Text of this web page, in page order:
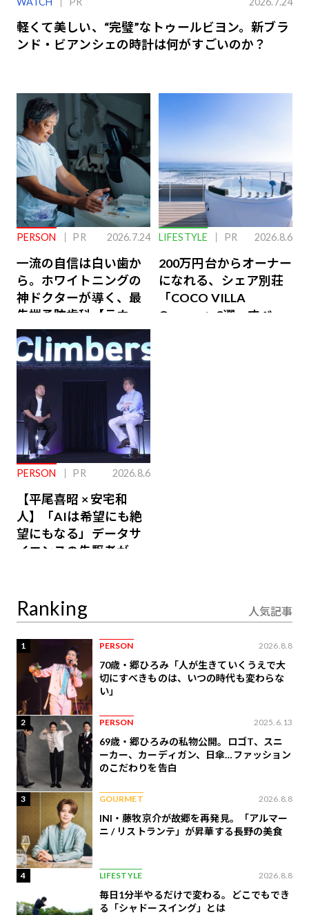
軽くて美しい、“完璧”なトゥールビヨン。新ブラ
ンド・ビアンシェの時計は何がすごいのか？
PERSON PR 2026.7.24
一流の自信は白い歯か
ら。ホワイトニングの
神ドクターが導く、最
先端予防歯科【ラウン
ジ会員特典あり】
LIFESTYLE PR 2026.8.6
200万円台からオーナー
になれる、シェア別荘
「COCO VILLA
Owners」3選。すべて
PERSON PR 2026.8.6
【平尾喜昭 × 安宅和
人】「AIは希望にも絶
望にもなる」データサ
イエンスの先駆者が語
Ranking 人気記事
1 PERSON 2026.8.8
70歳・郷ひろみ「人が生きていくうえで大
切にすべきものは、いつの時代も変わらな
い」
2 PERSON 2025.6.13
69歳・郷ひろみの私物公開。ロゴT、スニ
ーカー、カーディガン、日傘…ファッション
のこだわりを告白
3 GOURMET 2026.8.8
INI・藤牧京介が故郷を再発見。「アルマー
ニ / リストランテ」が昇華する長野の美食
4 LIFESTYLE 2026.8.8
毎日1分半やるだけで変わる。どこでもでき
る「シャドースイング」とは